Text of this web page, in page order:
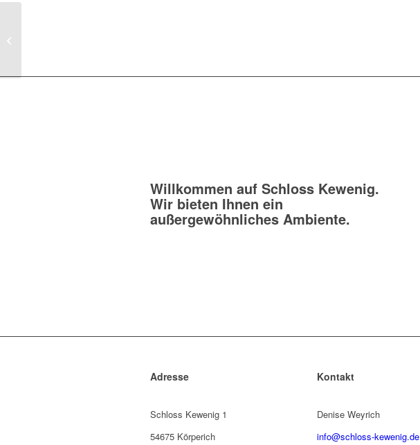
Willkommen auf Schloss Kewenig.
Wir bieten Ihnen ein
außergewöhnliches Ambiente.
Adresse
Schloss Kewenig 1
54675 Körperich
Kontakt
Denise Weyrich
info@schloss-kewenig.de